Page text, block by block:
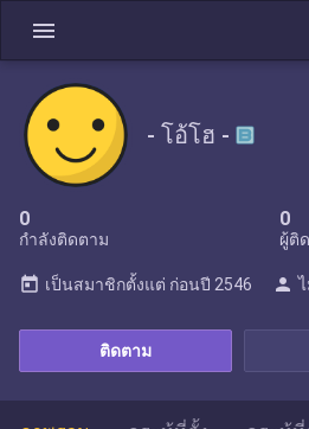
menu
- โอ้โฮ -
0
กำลังติดตาม
0
ผู้ติ
ติดตาม
today เป็นสมาชิกตั้งแต่ ก่อนปี 2546 person